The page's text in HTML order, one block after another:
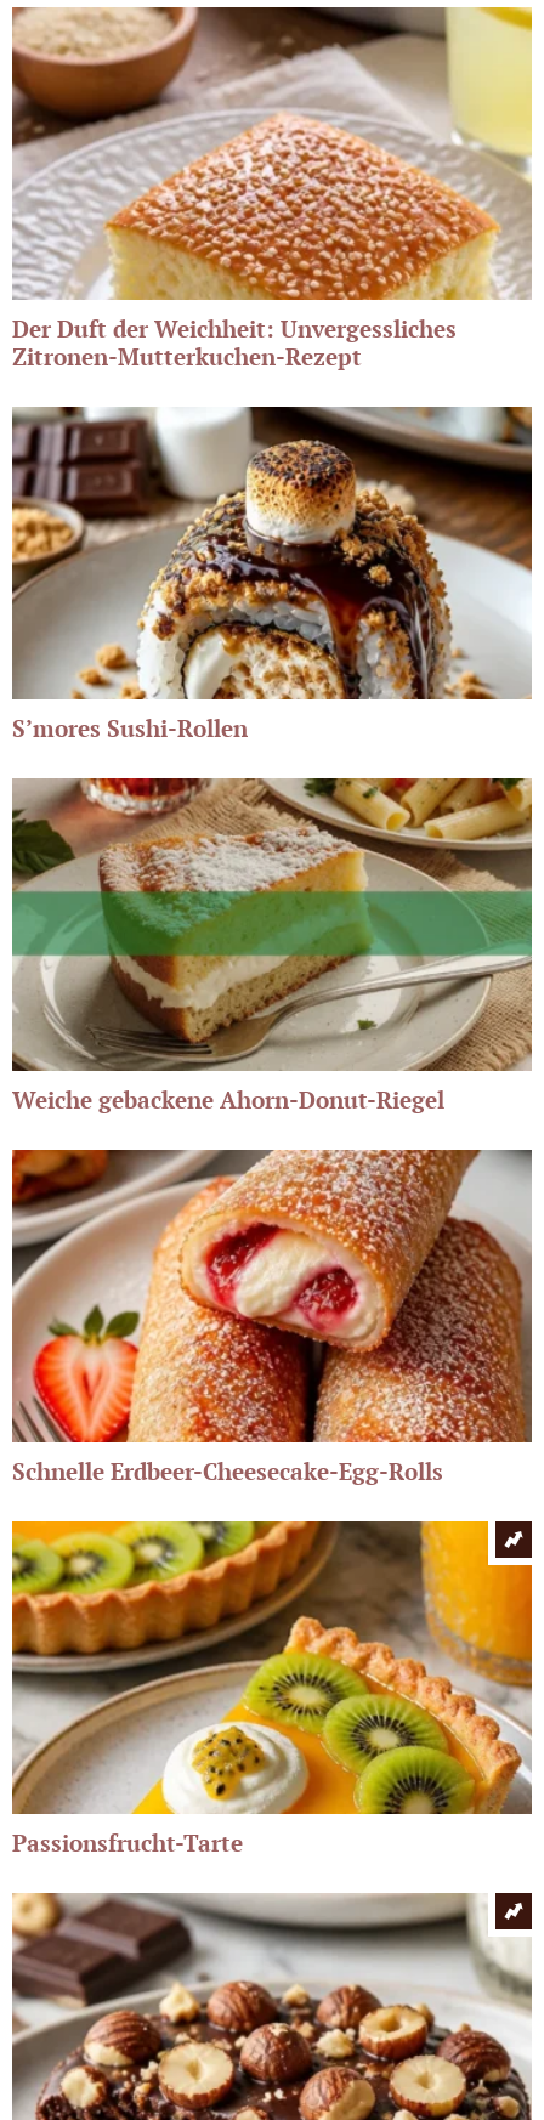
Der Duft der Weichheit: Unvergessliches
Zitronen-Mutterkuchen-Rezept
S’mores Sushi-Rollen
Weiche gebackene Ahorn-Donut-Riegel
Schnelle Erdbeer-Cheesecake-Egg-Rolls
Passionsfrucht-Tarte